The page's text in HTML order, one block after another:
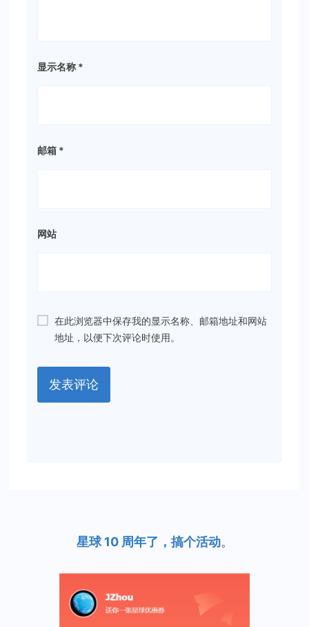
显示名称 *
邮箱 *
网站
在此浏览器中保存我的显示名称、邮箱地址和网站
地址，以便下次评论时使用。
星球 10 周年了，搞个活动。